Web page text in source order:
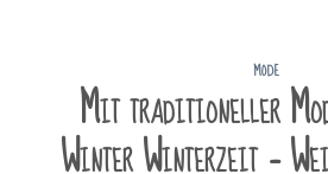
MODE
Mit traditioneller
Winter Winterzeit –